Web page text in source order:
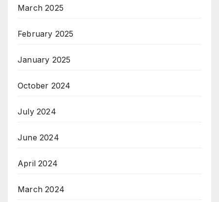
March 2025
February 2025
January 2025
October 2024
July 2024
June 2024
April 2024
March 2024